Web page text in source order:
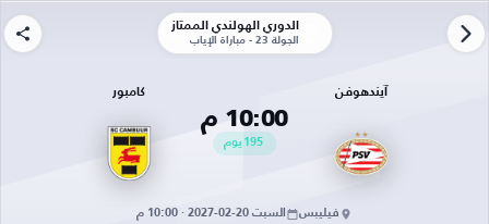
الدوري الهولندي الممتاز
الجولة 23 - مباراة الإياب
آيندهوفن
10:00 م
195 يوم
كامبور
فيليبس السبت 20-02-2027 · 10:00 م